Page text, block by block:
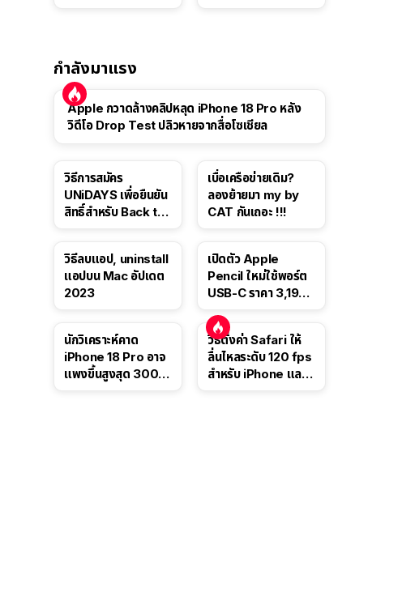
กำลังมาแรง
Apple กวาดล้างคลิปหลุด iPhone 18 Pro หลัง
วิดีโอ Drop Test ปลิวหายจากสื่อโซเชียล
วิธีการสมัคร
UNiDAYS เพื่อยืนยัน
สิทธิ์สำหรับ Back to
เบื่อเครือข่ายเดิม?
ลองย้ายมา my by
CAT กันเถอะ !!!
วิธีลบแอป, uninstall
แอปบน Mac อัปเดต
2023
เปิดตัว Apple
Pencil ใหม่ใช้พอร์ต
USB-C ราคา 3,190
นี้
นักวิเคราะห์คาด
iPhone 18 Pro อาจ
แพงขึ้นสูงสุด 300
วิธีตั้งค่า Safari ให้
ลื่นไหลระดับ 120 fps
สำหรับ iPhone และ